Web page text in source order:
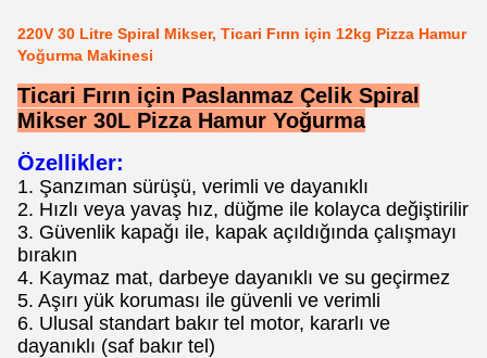
220V 30 Litre Spiral Mikser, Ticari Fırın için 12kg Pizza Hamur
Yoğurma Makinesi
Ticari Fırın için Paslanmaz Çelik Spiral
Mikser 30L Pizza Hamur Yoğurma
Özellikler:
1. Şanzıman sürüşü, verimli ve dayanıklı
2. Hızlı veya yavaş hız, düğme ile kolayca değiştirilir
3. Güvenlik kapağı ile, kapak açıldığında çalışmayı
bırakın
4. Kaymaz mat, darbeye dayanıklı ve su geçirmez
5. Aşırı yük koruması ile güvenli ve verimli
6. Ulusal standart bakır tel motor, kararlı ve
dayanıklı (saf bakır tel)